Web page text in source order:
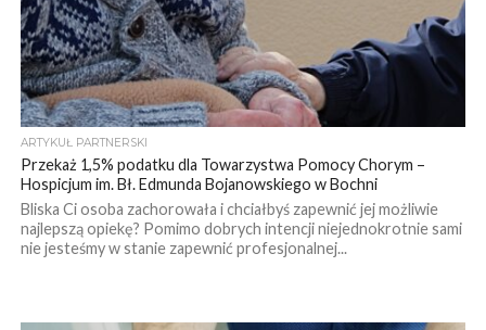
ARTYKUŁ PARTNERSKI
Przekaż 1,5% podatku dla Towarzystwa Pomocy Chorym –
Hospicjum im. Bł. Edmunda Bojanowskiego w Bochni
Bliska Ci osoba zachorowała i chciałbyś zapewnić jej możliwie
najlepszą opiekę? Pomimo dobrych intencji niejednokrotnie sami
nie jesteśmy w stanie zapewnić profesjonalnej...